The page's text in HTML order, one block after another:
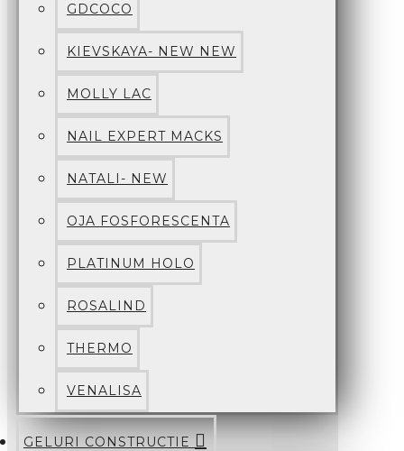
GDCOCO
KIEVSKAYA- NEW NEW
MOLLY LAC
NAIL EXPERT MACKS
NATALI- NEW
OJA FOSFORESCENTA
PLATINUM HOLO
ROSALIND
THERMO
VENALISA
GELURI CONSTRUCTIE